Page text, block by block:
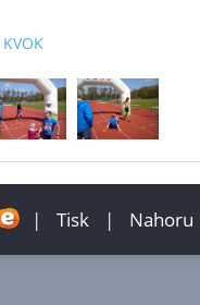
KVOK
| Tisk | Nahoru